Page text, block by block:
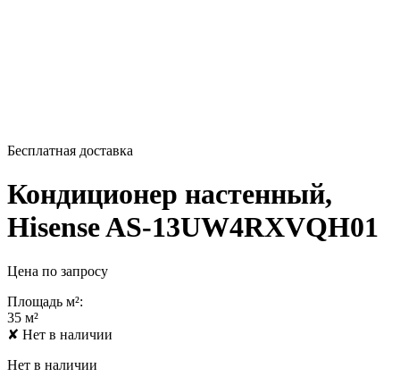
Бесплатная доставка
Кондиционер настенный,
Hisense AS-13UW4RXVQH01
Цена по запросу
Площадь м²:
35 м²
✘ Нет в наличии
Нет в наличии